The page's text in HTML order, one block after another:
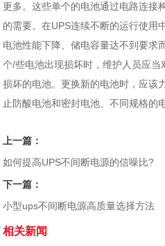
更多。这些单个的电池通过电路连接
的需要。在UPS连续不断的运行使用
电池性能下降、储电容量达不到要求
个/些电池出现损坏时，维护人员应
损坏的电池。更换新的电池时，应该
止防酸电池和密封电池、不同规格的
上一篇：
如何提高UPS不间断电源的信噪比?
下一篇：
小型ups不间断电源高质量选择方法
相关新闻